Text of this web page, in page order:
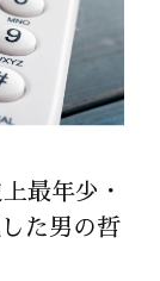
最年少・
た男の哲